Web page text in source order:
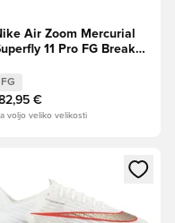
Air Zoom Mercurial
11 Pro FG Break
FG
€
voljo veliko velikosti
član Modal za prijavo ali